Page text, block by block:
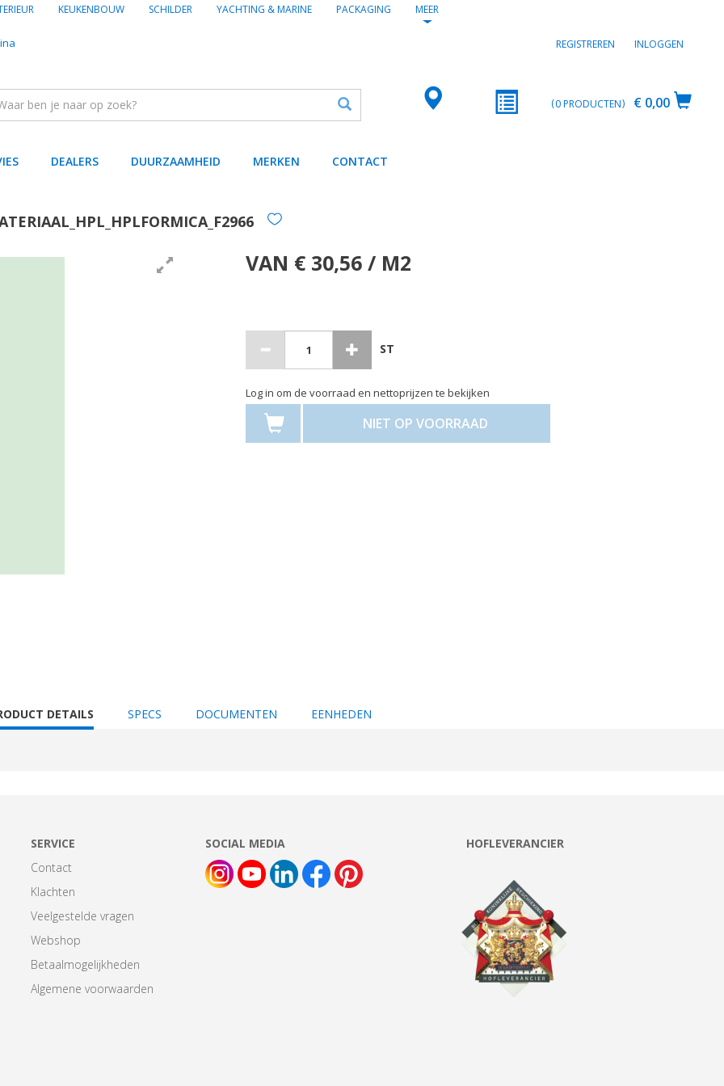
KEUKENBOUW SCHILDER YACHTING & MARINE PACKAGING MEER
REGISTREREN INLOGGEN
€ 0,00
0PRODUCTEN
DEALERS DUURZAAMHEID MERKEN CONTACT
VAN € 30,56 / M2
ST
Log in om de voorraad en nettoprijzen te bekijken
NIET OP VOORRAAD
DETAILS SPECS DOCUMENTEN EENHEDEN
SERVICE
Contact
Klachten
Veelgestelde vragen
Webshop
Betaalmogelijkheden
Algemene voorwaarden
SOCIAL MEDIA HOFLEVERANCIER